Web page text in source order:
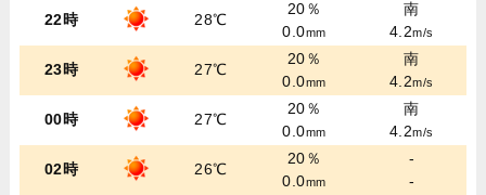
22時 28℃
20％
0.0mm
南
4.2m/s
23時 27℃
20％
0.0mm
南
4.2m/s
00時 27℃
20％
0.0mm
南
4.2m/s
02時 26℃
20％
0.0mm
-
-